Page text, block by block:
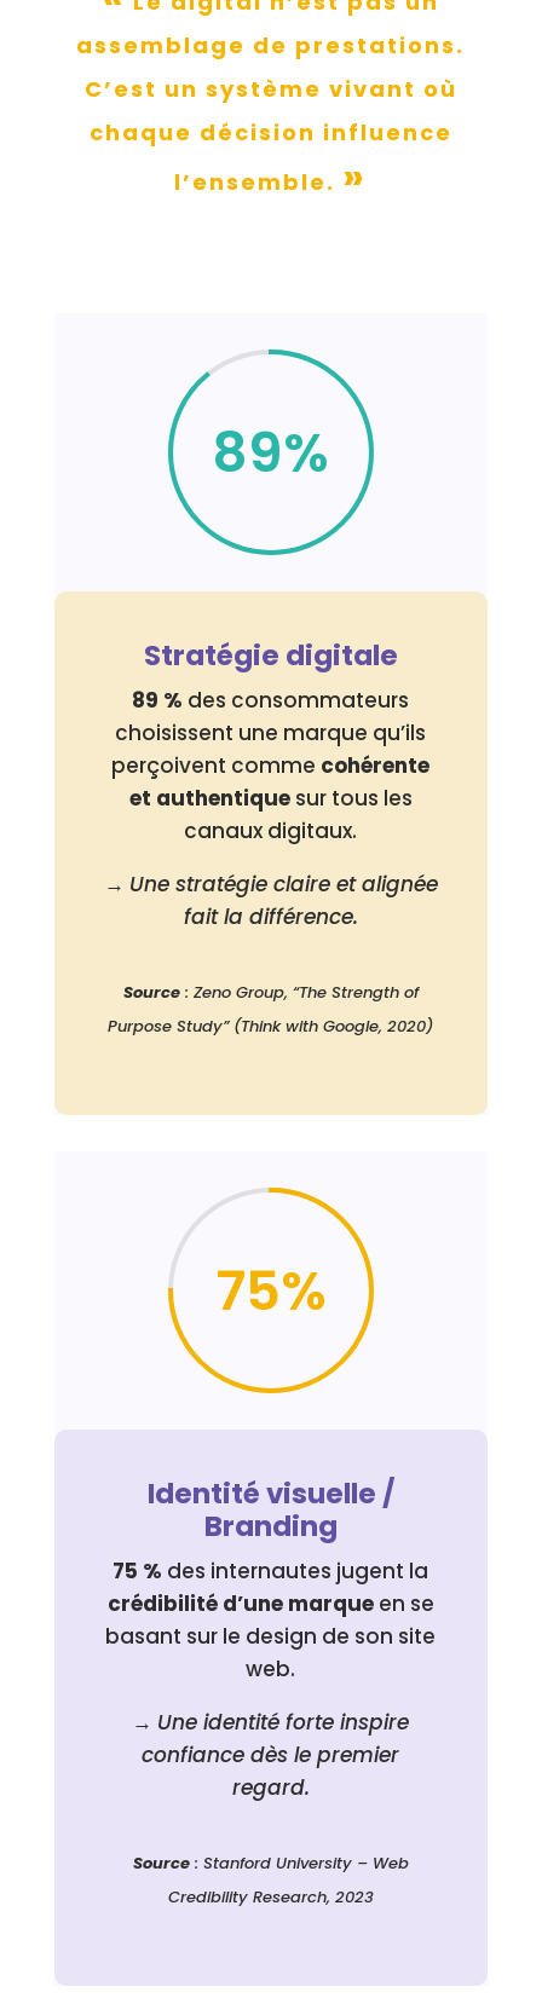
assemblage de prestations.
C’est un système vivant où
chaque décision influence
l’ensemble. »
89%
Stratégie digitale
89 % des consommateurs
choisissent une marque qu’ils
perçoivent comme cohérente
et authentiquesur tous les
canaux digitaux.
→ Une stratégie claire et alignée
fait la différence.
Source: Zeno Group, “The Strength of
Purpose Study” (Think with Google, 2020)
75%
Identité visuelle /
Branding
75 % des internautes jugent la
crédibilité d’une marqueen se
basant sur le design de son site
web.
→ Une identité forte inspire
confiance dès le premier
regard.
Source: Stanford University – Web
Credibility Research, 2023